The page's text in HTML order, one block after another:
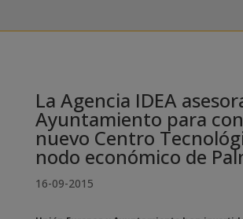
La Agencia IDEA
Ayuntamiento para
nuevo Centro
nodo económico de
16-09-2015